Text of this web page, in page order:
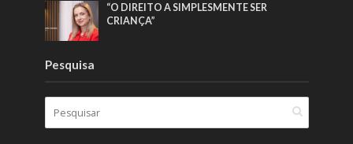
“O DIREITO A SIMPLESMENTE SER
CRIANÇA”
Pesquisa